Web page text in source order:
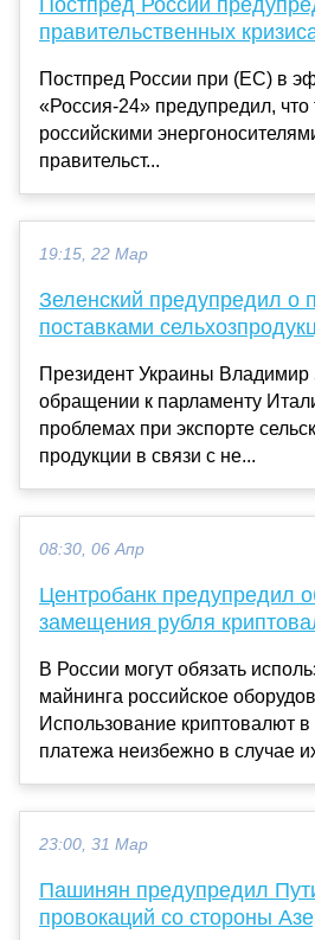
Постпред России
правительственных
Постпред России при (ЕС) в
«Россия-24» предупредил, что
российскими
правительст...
19:15, 22 Мар
Зеленский предупредил о
поставками
Президент Украины Владимир
обращении к парламенту
проблемах при экспорте
продукции в связи с не...
08:30, 06 Апр
Центробанк предупредил
замещения рубля
В России могут обязать
майнинга российское
Использование криптовалют в
платежа неизбежно в случае
23:00, 31 Мар
Пашинян предупредил
провокаций со стороны